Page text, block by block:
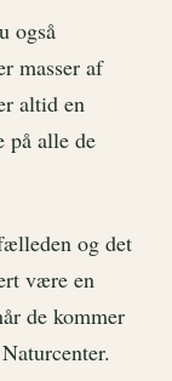
også
masser af
altid en
på alle de
og det
være en
de kommer